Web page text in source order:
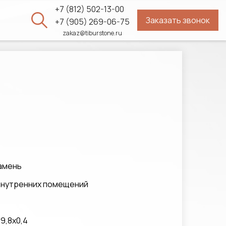
+7 (812) 502-13-00
+7 (905) 269-06-75
zakaz@tiburstone.ru
Заказать звонок
помещений